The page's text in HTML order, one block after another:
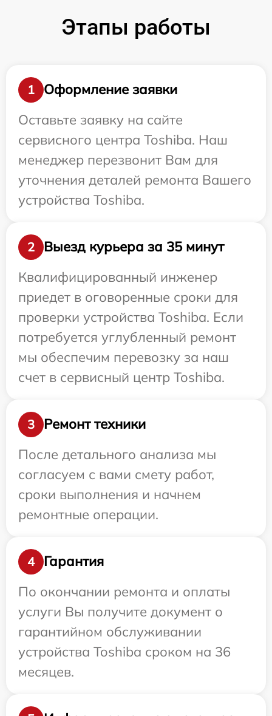
Этапы работы
1
Оформление заявки
Оставьте заявку на сайте
сервисного центра Toshiba. Наш
менеджер перезвонит Вам для
уточнения деталей ремонта Вашего
устройства Toshiba.
2
Выезд курьера за 35 минут
Квалифицированный инженер
приедет в оговоренные сроки для
проверки устройства Toshiba. Если
потребуется углубленный ремонт
мы обеспечим перевозку за наш
счет в сервисный центр Toshiba.
3
Ремонт техники
После детального анализа мы
согласуем с вами смету работ,
сроки выполнения и начнем
ремонтные операции.
4
Гарантия
По окончании ремонта и оплаты
услуги Вы получите документ о
гарантийном обслуживании
устройства Toshiba сроком на 36
месяцев.